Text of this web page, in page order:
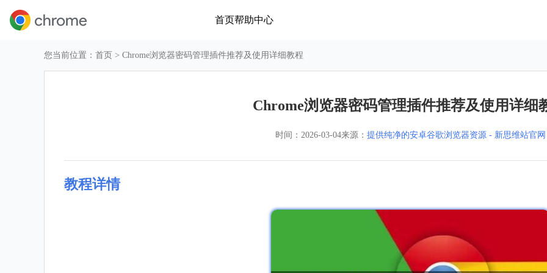
首页帮助中心
您当前位置： 首页 > Chrome浏览器密码管理插件推荐及使用详细教程
Chrome浏览器密码管理插件推荐及使用详细
时间： 2026-03-04来源： 提供纯净的安卓谷歌浏览器资源 - 新思维站官网
教程详情